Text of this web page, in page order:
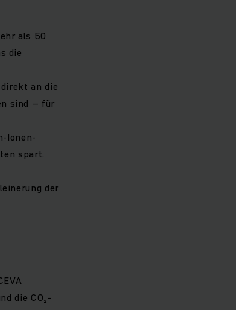
als 50
die
an die
sind – für
Ionen-
spart.
der
die CO₂-